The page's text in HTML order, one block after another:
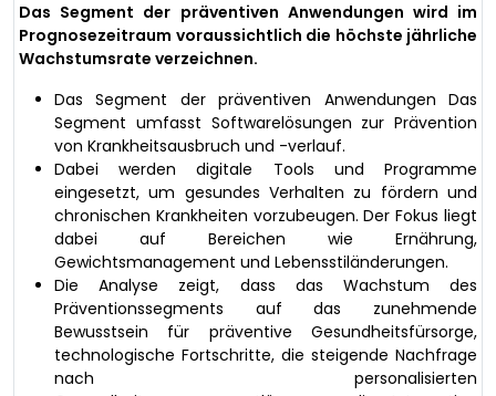
Das Segment der präventiven Anwendungen wird im
Prognosezeitraum voraussichtlich die höchste jährliche
Wachstumsrate verzeichnen.
Das Segment der präventiven Anwendungen Das
Segment umfasst Softwarelösungen zur Prävention
von Krankheitsausbruch und -verlauf.
Dabei werden digitale Tools und Programme
eingesetzt, um gesundes Verhalten zu fördern und
chronischen Krankheiten vorzubeugen. Der Fokus liegt
dabei auf Bereichen wie Ernährung,
Gewichtsmanagement und Lebensstiländerungen.
Die Analyse zeigt, dass das Wachstum des
Präventionssegments auf das zunehmende
Bewusstsein für präventive Gesundheitsfürsorge,
technologische Fortschritte, die steigende Nachfrage
nach personalisierten